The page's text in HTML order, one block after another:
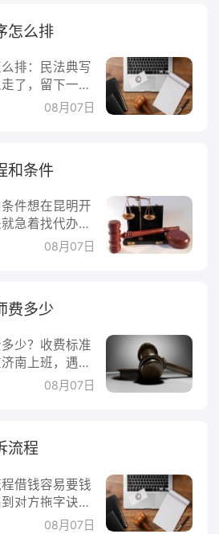
被害人受到精神损害或者财
怎么排
排：民法典写
了，留下一套
妹几个围着遗
中华人民共和
清三种继承方
一上来就
易出错。因为
嘱继承或者遗
08月07日
和条件
件想在昆明开
急着找代办，
弄清楚，心里
了就是"满足
中华人民共和
足五个条件：
全体股东认缴
的公司章程、
要写在章程
08月07日
费多少
少？收费标准
南上班，遇到
退、不给加班
动纠纷律师
比如只要求确
司出具离职证
。济南市场行
08月07日
流程
借钱容易要钱
对方拖字诀、
"欠款不还到
08月07日